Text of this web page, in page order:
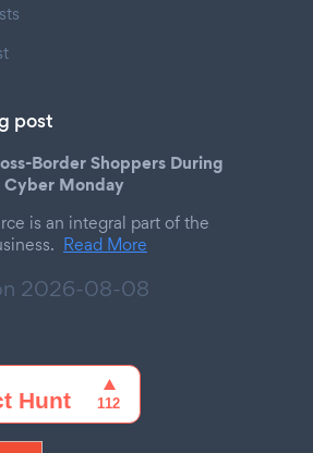
post
Border Shoppers During
Cyber Monday
is an integral part of the
Read More
2026-08-08